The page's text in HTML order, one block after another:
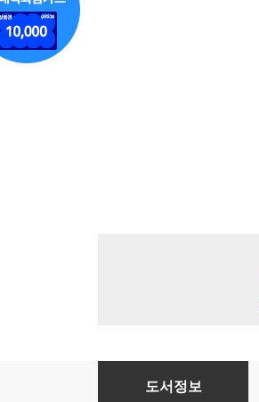
봄이 오면 권이수 선생님반
도서정보